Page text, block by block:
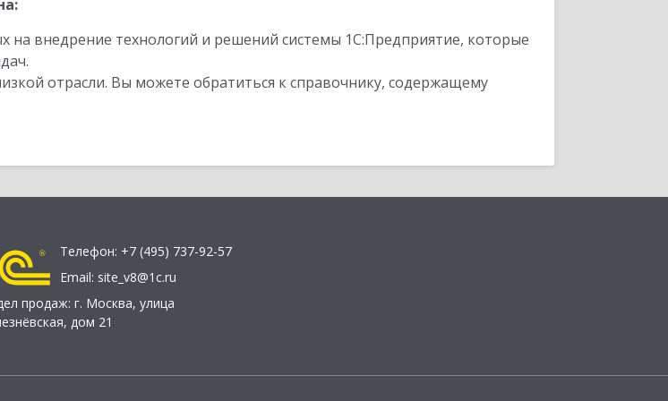
на внедрение технологий и решений системы 1С:Предприятие, которые
отрасли. Вы можете обратиться к справочнику, содержащему
Телефон: +7 (495) 737-92-57
Email: site_v8@1c.ru
продаж: г. Москва, улица
дом 21